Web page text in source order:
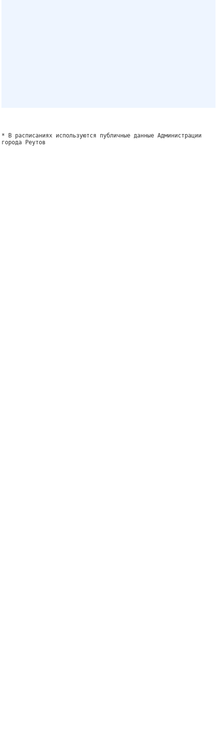
* В расписаниях используются публичные данные Администрации
города Реутов